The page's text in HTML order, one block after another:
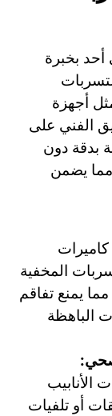
بخبرة
أجهزة
الفني على
بدقة دون
مما يضمن
المخفية
يمنع تفاقم
الباهظة
الأنابيب
أو تلفيات